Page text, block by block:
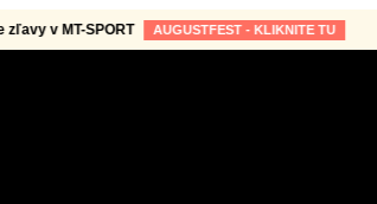
v MT-SPORT AUGUSTFEST - KLIKNITE TU